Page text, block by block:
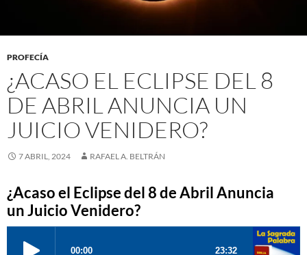
PROFECÍA
¿ACASO EL ECLIPSE DEL 8
DE ABRIL ANUNCIA UN
JUICIO VENIDERO?
7 ABRIL, 2024 RAFAEL A. BELTRÁN
¿Acaso el Eclipse del 8 de Abril Anuncia
un Juicio Venidero?